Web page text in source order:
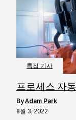
특집 기사
프로세스 자
byAdam Park
8월 3, 2022